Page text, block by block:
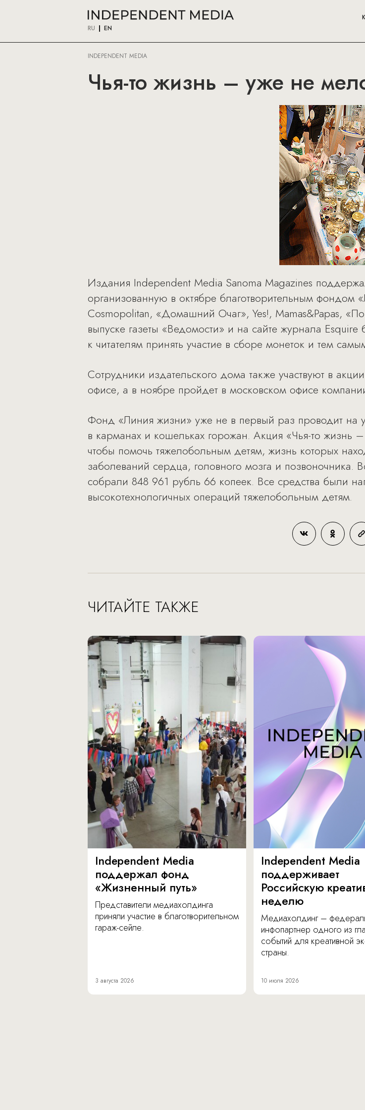
RU EN
INDEPENDENT MEDIA
Чья-то жизнь – уже не
Издания Independent Media Sanoma Magazines
организованную в октябре благотворительным фондом
Cosmopolitan, «Домашний Очаг», Yes!, Mamas&Papas,
выпуске газеты «Ведомости» и на сайте журнала
к читателям принять участие в сборе монеток и тем
Сотрудники издательского дома также участвуют в
офисе, а в ноябре пройдет в московском офисе
Фонд «Линия жизни» уже не в первый раз проводит на
в карманах и кошельках горожан. Акция «Чья-то жизнь
чтобы помочь тяжелобольным детям, жизнь которых
заболеваний сердца, головного мозга и
собрали 848 961 рубль 66 копеек. Все средства были
высокотехнологичных операций тяжелобольным детям.
ЧИТАЙТЕ ТАКЖЕ
Independent Media
поддержал фонд
«Жизненный путь»
Представители медиахолдинга
приняли участие в благотворительном
гараж-сейле.
3 августа 2026
Independent Media
поддерживает
Российскую
неделю
Медиахолдинг –
инфопартнер одного из
событий для креативной
страны.
10 июля 2026